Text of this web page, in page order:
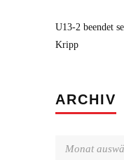
U13-2 beendet
Kripp
ARCHIV